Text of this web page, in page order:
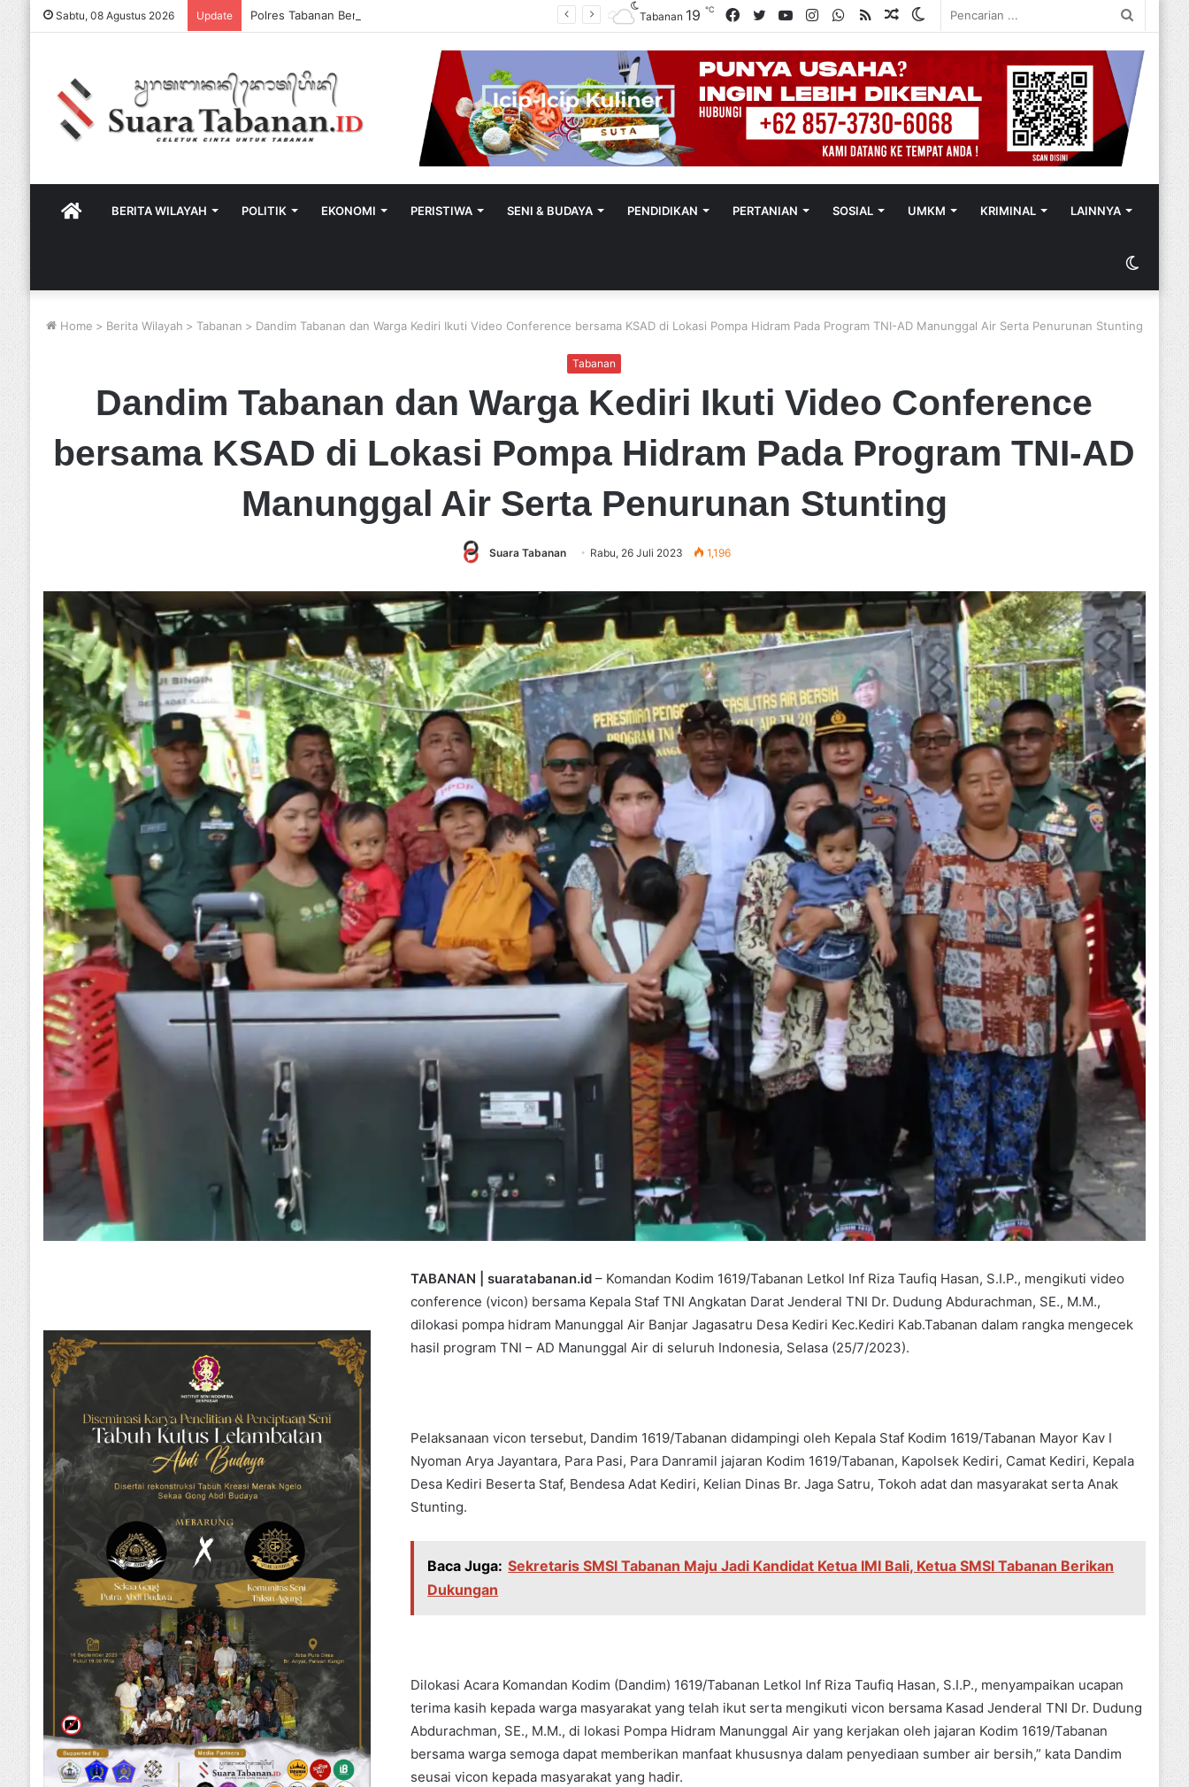
Sabtu, 08 Agustus 2026 Update
Switch
Random
RSS
WhatsApp
Instagram
YouTube
Twitter
Facebook
Tabanan 19℃
HOMEBERITA WILAYAH POLITIK EKONOMI PERISTIWA SENI & BUDAYA PENDIDIKAN PERTANIAN SOSIAL UMKM KRIMINAL LAINNYA
Switch
skin
Home > Berita Wilayah > Tabanan > Dandim Tabanan dan Warga Kediri Ikuti Video Conference bersama KSAD di Lokasi Pompa Hidram Pada Program TNI-AD Manunggal Air Serta Penurunan Stunting
Tabanan
Dandim Tabanan dan Warga Kediri Ikuti Video Conference
bersama KSAD di Lokasi Pompa Hidram Pada Program TNI-AD
Manunggal Air Serta Penurunan Stunting
Suara Tabanan Rabu, 26 Juli 2023 1,196
TABANAN | suaratabanan.id – Komandan Kodim 1619/Tabanan Letkol Inf Riza Taufiq Hasan, S.I.P., mengikuti video
conference (vicon) bersama Kepala Staf TNI Angkatan Darat Jenderal TNI Dr. Dudung Abdurachman, SE., M.M.,
dilokasi pompa hidram Manunggal Air Banjar Jagasatru Desa Kediri Kec.Kediri Kab.Tabanan dalam rangka mengecek
hasil program TNI – AD Manunggal Air di seluruh Indonesia, Selasa (25/7/2023).
Pelaksanaan vicon tersebut, Dandim 1619/Tabanan didampingi oleh Kepala Staf Kodim 1619/Tabanan Mayor Kav I
Nyoman Arya Jayantara, Para Pasi, Para Danramil jajaran Kodim 1619/Tabanan, Kapolsek Kediri, Camat Kediri, Kepala
Desa Kediri Beserta Staf, Bendesa Adat Kediri, Kelian Dinas Br. Jaga Satru, Tokoh adat dan masyarakat serta Anak
Stunting.
Baca Juga: Sekretaris SMSI Tabanan Maju Jadi Kandidat Ketua IMI Bali, Ketua SMSI Tabanan Berikan
Dukungan
Dilokasi Acara Komandan Kodim (Dandim) 1619/Tabanan Letkol Inf Riza Taufiq Hasan, S.I.P., menyampaikan ucapan
terima kasih kepada warga masyarakat yang telah ikut serta mengikuti vicon bersama Kasad Jenderal TNI Dr. Dudung
Abdurachman, SE., M.M., di lokasi Pompa Hidram Manunggal Air yang kerjakan oleh jajaran Kodim 1619/Tabanan
bersama warga semoga dapat memberikan manfaat khususnya dalam penyediaan sumber air bersih,” kata Dandim
seusai vicon kepada masyarakat yang hadir.